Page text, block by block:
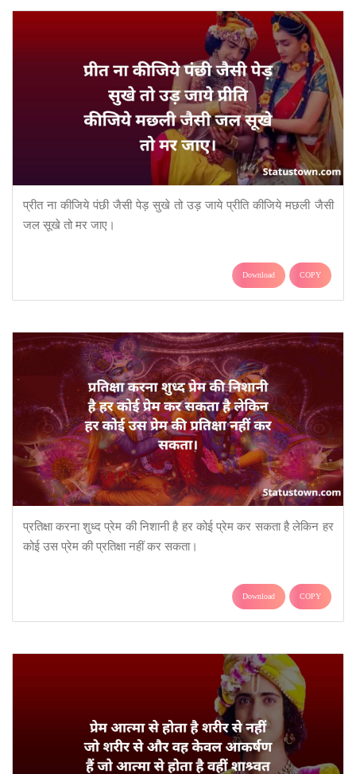
प्रीत ना कीजिये पंछी जैसी पेड़ सुखे तो उड़ जाये प्रीति कीजिये मछली जैसी
जल सूखे तो मर जाए।
Download COPY
प्रतिक्षा करना शुध्द प्रेम की निशानी है हर कोई प्रेम कर सकता है लेकिन हर
कोई उस प्रेम की प्रतिक्षा नहीं कर सकता।
Download COPY